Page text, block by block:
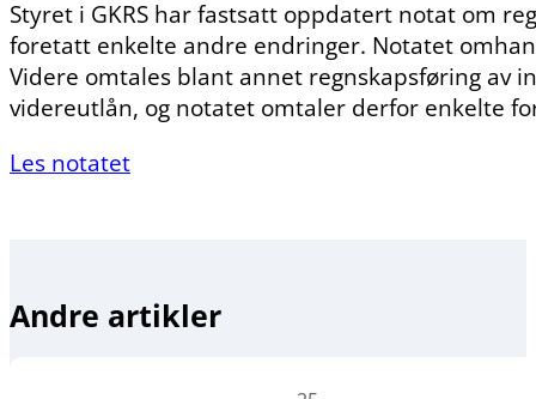
Styret i GKRS har fastsatt oppdatert notat om
foretatt enkelte andre endringer. Notatet
Videre omtales blant annet regnskapsføring av
videreutlån, og notatet omtaler derfor enkelte
Les notatet
Andre artikler